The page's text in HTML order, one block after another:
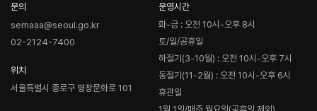
문의
semaaa@seoul.go.kr
02-2124-7400
위치
서울특별시 종로구 평창문화로 101
운영시간
화-금 : 오전 10시-오후 8시
토/일/공휴일
하절기(3-10월) : 오전 10시-오후 7시
동절기(11-2월) : 오전 10시-오후 6시
휴관일